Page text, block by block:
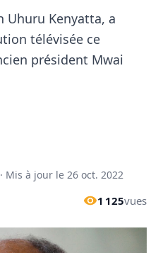
Uhuru Kenyatta, a
télévisée ce
président Mwai
· Mis à jour le 26 oct. 2022
1 125vues